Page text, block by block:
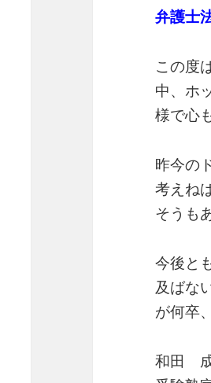
弁護士
この度
中、ホ
様で心
昨今の
考えね
そうも
今後と
及ばな
が何卒
和田